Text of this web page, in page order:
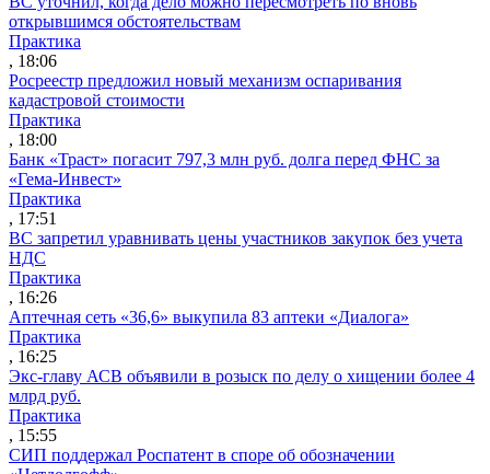
открывшимся обстоятельствам
Практика
, 18:06
Росреестр предложил новый механизм оспаривания
кадастровой стоимости
Практика
, 18:00
Банк «Траст» погасит 797,3 млн руб. долга перед ФНС за
«Гема-Инвест»
Практика
, 17:51
ВС запретил уравнивать цены участников закупок без учета
НДС
Практика
, 16:26
Аптечная сеть «36,6» выкупила 83 аптеки «Диалога»
Практика
, 16:25
Экс-главу АСВ объявили в розыск по делу о хищении более 4
млрд руб.
Практика
, 15:55
СИП поддержал Роспатент в споре об обозначении